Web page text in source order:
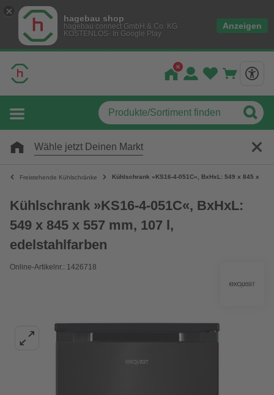
hagebau shop
hagebau connect GmbH & Co. KG
KOSTENLOS- In Google Play
Anzeigen
Wähle jetzt Deinen Markt
Freistehende Kühlschränke Kühlschrank »KS16-4-051C«, BxHxL: 549 x 845 x
Kühlschrank »KS16-4-051C«, BxHxL:
549 x 845 x 557 mm, 107 l,
edelstahlfarben
Online-Artikelnr.: 1426718